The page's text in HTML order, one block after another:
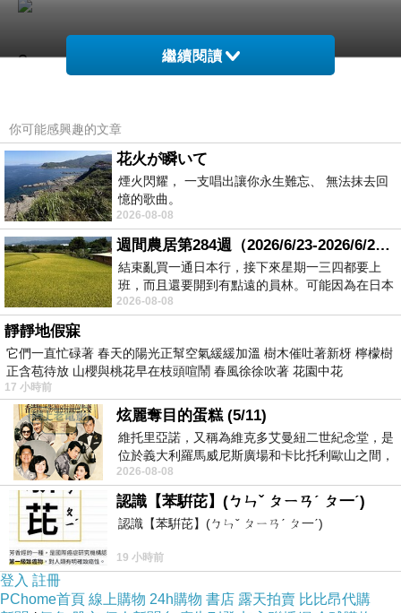
?
燭
?
想提高生活品質，那怎能少了芳
香的迷人小物呢？
?
精美kitty香氛蠟燭，精緻燭杯~
外型小巧玲瓏，雅緻禮盒包裝，
送禮自用兩相宜！
繼續閱讀
你可能感興趣的文章
花火が瞬いて
煙火閃耀， 一支唱出讓你永生難忘、 無法抹去回
憶的歌曲。
2026-08-08
週間農居第284週（2026/6/23-2026/6/24) 夏至 金黃稻浪洋溢豐收喜悅
結束亂買一通日本行，接下來星期一三四都要上
班，而且還要開到有點遠的員林。可能因為在日本
花不少錢，星期一出門上班時，心裡沒有一
2026-08-08
靜靜地假寐
它們一直忙碌著 春天的陽光正幫空氣緩緩加溫 樹木催吐著新枒 檸檬樹
正含苞待放 山櫻與桃花早在枝頭喧鬧 春風徐徐吹著 花園中花
17 小時前
炫麗奪目的蛋糕 (5/11)
維托里亞諾，又稱為維克多艾曼紐二世紀念堂，是
位於義大利羅馬威尼斯廣場和卡比托利歐山之間，
用以紀念統一義大利統一後的的第一位國
2026-08-08
認識【苯騈芘】(ㄅㄣˇ ㄆㄧㄢˊ ㄆ一ˊ)
認識【苯騈芘】(ㄅㄣˇ ㄆㄧㄢˊ ㄆ一ˊ)
19 小時前
登入 註冊
PChome首頁 線上購物 24h購物 書店 露天拍賣 比比昂代購